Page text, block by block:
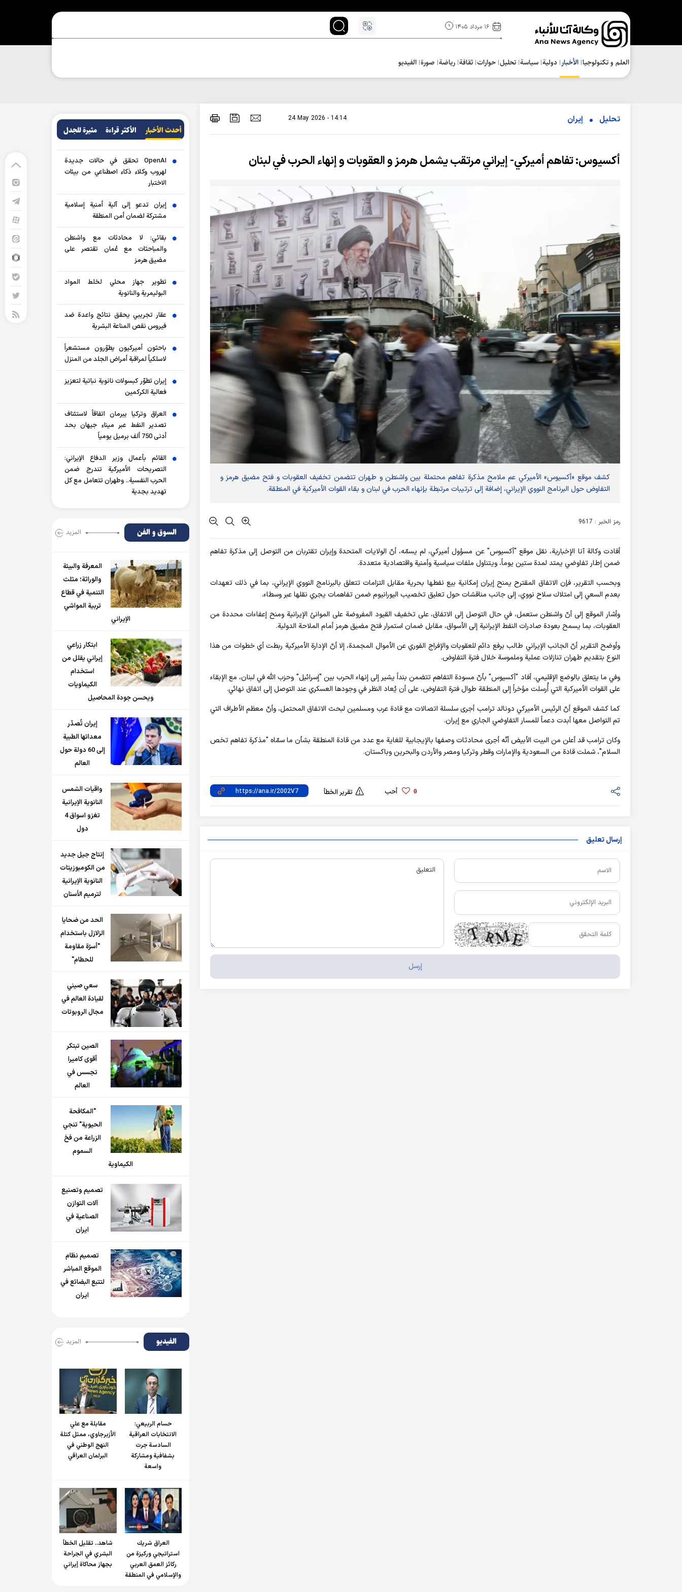
۱۶ مرداد ۱۴۰۵
العلم و تکنولوجیا الأخبار دولية سياسة تحلیل حوارات ثقافة رياضة صورة الفيديو
تحلیل إیران 24 May 2026 - 14:14
أکسیوس: تفاهم أمیرکي- إیراني مرتقب یشمل هرمز و العقوبات و إنهاء الحرب في لبنان
کشف موقع «أکسیوس» الأمیرکي عم ملامح مذکرة تفاهم محتملة بین واشنطن و طهران تتضمن تخفیف العقوبات و فتح مضیق هرمز و
التفاوض حول البرنامج النووي الإیراني، إضافة إلی ترتیبات مرتبطة بإنهاء الحرب في لبنان و بقاء القوات الأمیرکیة في المنطقة.
رمز الخبر : 9617
أفادت وکالة آنا الإخباریة، نقل موقع "أكسيوس" عن مسؤول أميركي، لم يسمّه، أنّ الولايات المتحدة وإيران تقتربان من التوصل إلى مذكرة تفاهم
ضمن إطار تفاوضي يمتد لمدة ستين يوماً، ويتناول ملفات سياسية وأمنية واقتصادية متعددة.
وبحسب التقرير، فإن الاتفاق المقترح يمنح إيران إمكانية بيع نفطها بحرية مقابل التزامات تتعلق بالبرنامج النووي الإيراني، بما في ذلك تعهدات
بعدم السعي إلى امتلاك سلاح نووي، إلى جانب مناقشات حول تعليق تخصيب اليورانيوم ضمن تفاهمات يجري نقلها عبر وسطاء.
وأشار الموقع إلى أنّ واشنطن ستعمل، في حال التوصل إلى الاتفاق، على تخفيف القيود المفروضة على الموانئ الإيرانية ومنح إعفاءات محددة من
العقوبات، بما يسمح بعودة صادرات النفط الإيرانية إلى الأسواق، مقابل ضمان استمرار فتح مضيق هرمز أمام الملاحة الدولية.
وأوضح التقرير أنّ الجانب الإيراني طالب برفع دائم للعقوبات والإفراج الفوري عن الأموال المجمدة، إلا أنّ الإدارة الأميركية ربطت أي خطوات من هذا
النوع بتقديم طهران تنازلات عملية وملموسة خلال فترة التفاوض.
وفي ما يتعلق بالوضع الإقليمي، أفاد "أكسيوس" بأنّ مسودة التفاهم تتضمن بنداً يشير إلى إنهاء الحرب بين "إسرائيل" وحزب الله في لبنان، مع الإبقاء
على القوات الأميركية التي أُرسلت مؤخراً إلى المنطقة طوال فترة التفاوض، على أن يُعاد النظر في وجودها العسكري عند التوصل إلى اتفاق نهائي.
كما كشف الموقع أنّ الرئيس الأميركي دونالد ترامب أجرى سلسلة اتصالات مع قادة عرب ومسلمين لبحث الاتفاق المحتمل، وأنّ معظم الأطراف التي
تم التواصل معها أبدت دعماً للمسار التفاوضي الجاري مع إيران.
وكان ترامب قد أعلن من البيت الأبيض أنّه أجرى محادثات وصفها بالإيجابية للغاية مع عدد من قادة المنطقة بشأن ما سمّاه "مذكرة تفاهم تخص
السلام"، شملت قادة من السعودية والإمارات وقطر وتركيا ومصر والأردن والبحرين وباكستان.
0 أحب تقرير الخطأ
إرسال تعليق
أحدث الأخبار الأکثر قراءة مثيرة للجدل
OpenAI تحقق في حالات جديدة
لهروب وكلاء ذكاء اصطناعي من بيئات
الاختبار
إيران تدعو إلى آلية أمنية إسلامية
مشتركة لضمان أمن المنطقة
بقائي: لا محادثات مع واشنطن
والمباحثات مع عُمان تقتصر على
مضيق هرمز
تطوير جهاز محلي لخلط المواد
البوليمرية والنانوية
عقار تجريبي يحقق نتائج واعدة ضد
فيروس نقص المناعة البشرية
باحثون أميركيون يطوّرون مستشعراً
لاسلكياً لمراقبة أمراض الجلد من المنزل
إيران تطوّر كبسولات نانوية نباتية لتعزيز
فعالية الكركمين
العراق وتركيا يبرمان اتفاقاً لاستئناف
تصدير النفط عبر ميناء جيهان بحد
أدنى 750 ألف برميل يومياً
القائم بأعمال وزير الدفاع الإيراني:
التصريحات الأميركية تندرج ضمن
الحرب النفسية.. وطهران تتعامل مع كل
تهديد بجدية
السوق و الفن المزید
المعرفة والبيئة
والوراثة؛ مثلث
التنمية في قطاع
تربية المواشي
الإيراني
ابتكار زراعي
إيراني يقلل من
استخدام
الكيماويات
ويحسن جودة المحاصيل
إيران تُصدّر
معداتها الطبية
إلى 60 دولة حول
العالم
واقيات الشمس
النانوية الإيرانية
تغزو اسواق 4
دول
إنتاج جيل جديد
من الكومبوزيتات
النانوية الإيرانية
لترميم الأسنان
الحد من ضحايا
الزلازل باستخدام
"أسرّة مقاومة
للحطام"
سعي صيني
لقيادة العالم في
مجال الروبوتات
الصين تبتكر
أقوى كاميرا
تجسس في
العالم
"المكافحة
الحيوية" تنجي
الزراعة من فخ
السموم
الكيماوية
تصميم وتصنيع
آلات التوازن
الصناعية في
ايران
تصميم نظام
الموقع المباشر
لتتبع البضائع في
ايران
الفیدیو المزید
حسام الربیعي:
الانتخابات العراقية
السادسة جرت
بشفافية ومشاركة
واسعة
مقابلة مع علي
الأزبرجاوي، ممثل كتلة
النهج الوطني في
البرلمان العراقي
العراق شريك
استراتيجي وركيزة من
ركائز العمق العربي
والإسلامي في المنطقة
شاهد.. تقليل الخطأ
البشري في الجراحة
بجهاز محاكاة إيراني